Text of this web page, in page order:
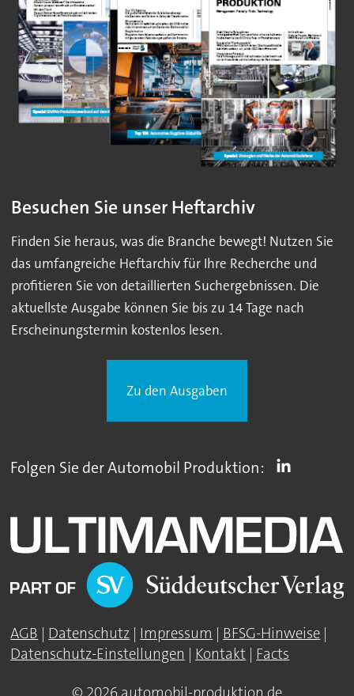
Besuchen Sie unser Heftarchiv
Finden Sie heraus, was die Branche bewegt! Nutzen Sie
das umfangreiche Heftarchiv für Ihre Recherche und
profitieren Sie von detaillierten Suchergebnissen. Die
aktuellste Ausgabe können Sie bis zu 14 Tage nach
Erscheinungstermin kostenlos lesen.
Zu den Ausgaben
Folgen Sie der Automobil Produktion:
AGB | Datenschutz | Impressum | BFSG-Hinweise |
Datenschutz-Einstellungen | Kontakt | Facts